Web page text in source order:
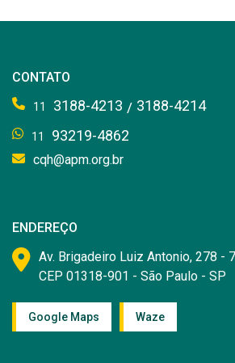
CONTATO
11 3188-4213 / 3188-4214
11 93219-4862
cqh@apm.org.br
ENDEREÇO
Av. Brigadeiro Luiz Antonio, 278 -
CEP 01318-901 - São Paulo - SP
Google Maps Waze